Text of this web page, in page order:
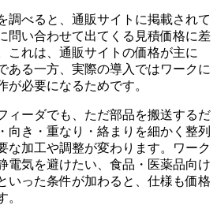
調べると、通販サイトに掲載されて
問い合わせて出てくる見積価格に差
これは、通販サイトの価格が主に
ある一方、実際の導入ではワークに
が必要になるためです。
ィーダでも、ただ部品を搬送するだ
向き・重なり・絡まりを細かく整列
な加工や調整が変わります。ワーク
電気を避けたい、食品・医薬品向け
いった条件が加わると、仕様も価格
。